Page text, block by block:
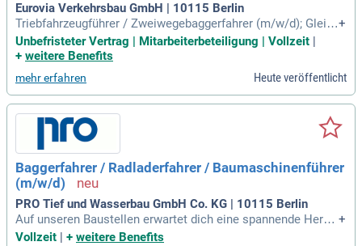
Eurovia Verkehrsbau GmbH | 10115 Berlin
Triebfahrzeugführer / Zweiwegebaggerfahrer (m/w/d); Gleis
bau; Sichere und vorschriftsmäßige Bedienung des Zweiweg
ebaggers bei Bau-, Reparatur- und Instandhaltungsarbeiten i
err- und Rangierfahrten
+
Unbefristeter Vertrag | Mitarbeiterbeteiligung | Vollzeit |
+ weitere Benefits
mehr erfahren Heute veröffentlicht
Baggerfahrer / Radladerfahrer / Baumaschinenführer
(m/w/d)
PRO Tief und Wasserbau GmbH Co. KG | 10115 Berlin
Auf unseren Baustellen erwartet dich eine spannende Herau
sforderung mit modernen Baggern im Erd- und Tiefbau. Du s
+
Vollzeit
+ weitere Benefits